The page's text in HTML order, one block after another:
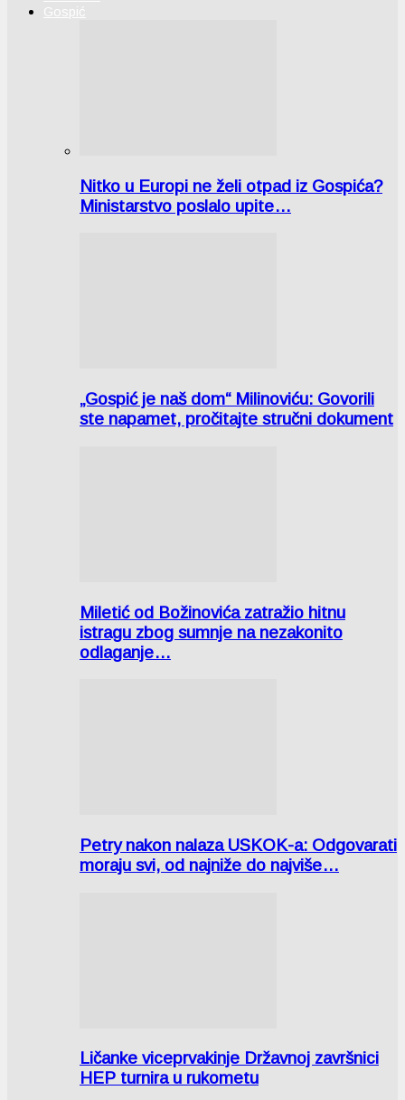
Gospić
Nitko u Europi ne želi otpad iz Gospića?
Ministarstvo poslalo upite…
„Gospić je naš dom“ Milinoviću: Govorili
ste napamet, pročitajte stručni dokument
Miletić od Božinovića zatražio hitnu
istragu zbog sumnje na nezakonito
odlaganje…
Petry nakon nalaza USKOK-a: Odgovarati
moraju svi, od najniže do najviše…
Ličanke viceprvakinje Državnoj završnici
HEP turnira u rukometu